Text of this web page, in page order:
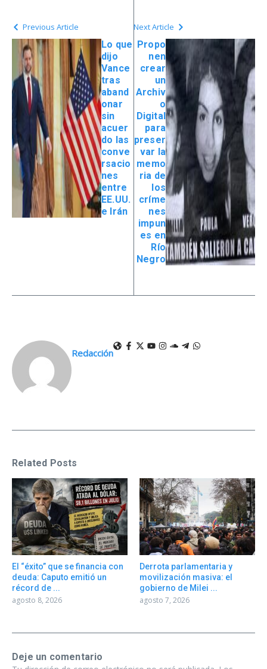
Previous Article
Lo que
dijo
Vance
tras
aband
onar
sin
acuer
do las
conve
rsacio
nes
entre
EE.UU.
e Irán
Next Article
Propo
nen
crear
un
Archiv
o
Digital
para
preser
var la
memo
ria de
los
críme
nes
impun
es en
Río
Negro
Redacción
Related Posts
El “éxito” que se financia con
deuda: Caputo emitió un
récord de ...
agosto 8, 2026
Derrota parlamentaria y
movilización masiva: el
gobierno de Milei ...
agosto 7, 2026
Deje un comentario